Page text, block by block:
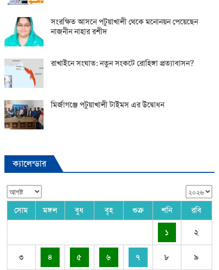
সংরক্ষিত আসনে পটুয়াখালী থেকে মনোনয়ন পেয়েছেন
নাজনীন নাহার রশীদ
রাখাইনে সংঘাত: নতুন সংকটে রোহিঙ্গা প্রত্যাবাসন?
মির্জাগঞ্জে পটুয়াখালী টাইমস এর উদ্বোধন
ক্যালেন্ডার
সোম মঙ্গল বুধ বৃহ শুক্র শনি রবি
১ ২
৩ ৪ ৫ ৬ ৭ ৮ ৯